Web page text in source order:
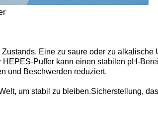
Eine zu saure oder zu alkalische
Puffer kann einen stabilen pH-
und Beschwerden reduziert.
um stabil zu bleiben.Sicherstellung,